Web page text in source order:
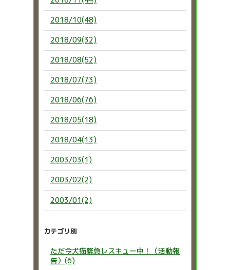
2018/10(48)
2018/09(32)
2018/08(52)
2018/07(73)
2018/06(76)
2018/05(18)
2018/04(13)
2003/03(1)
2003/02(2)
2003/01(2)
カテゴリ別
ただ今犬猫緊急レスキュー中！（活動報
告）(6)